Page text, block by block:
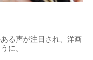
る声が注目され、洋画
に。